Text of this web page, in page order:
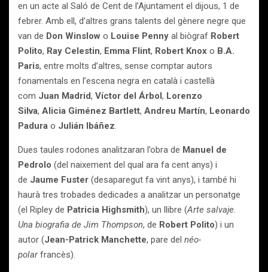
en un acte al Saló de Cent de l’Ajuntament el dijous, 1 de
febrer. Amb ell, d’altres grans talents del gènere negre que
van de Don Winslow o Louise Penny al biògraf Robert
Polito, Ray Celestin, Emma Flint, Robert Knox o B.A.
Paris, entre molts d’altres, sense comptar autors
fonamentals en l’escena negra en català i castellà
com Juan Madrid, Víctor del Árbol, Lorenzo
Silva, Alicia Giménez Bartlett, Andreu Martín, Leonardo
Padura o Julián Ibáñez.
Dues taules rodones analitzaran l’obra de Manuel de
Pedrolo (del naixement del qual ara fa cent anys) i
de Jaume Fuster (desaparegut fa vint anys), i també hi
haurà tres trobades dedicades a analitzar un personatge
(el Ripley de Patricia Highsmith), un llibre (Arte salvaje.
Una biografia de Jim Thompson, de Robert Polito) i un
autor (Jean-Patrick Manchette, pare del néo-
polarfrancès).